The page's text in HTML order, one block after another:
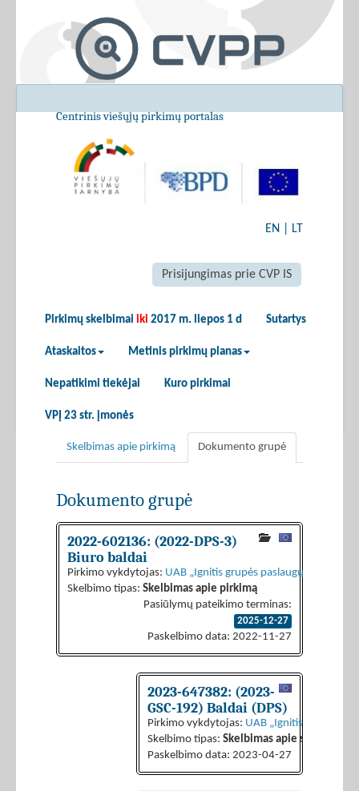
Centrinis viešųjų pirkimų portalas
EN LT
Prisijungimas prie CVP IS
Pirkimų skelbimai iki 2017 m. liepos 1 d Sutartys
Ataskaitos Metinis pirkimų planas
Nepatikimi tiekėjai Kuro pirkimai
VPĮ 23 str. įmonės
Skelbimas apie pirkimą Dokumento grupė
Dokumento grupė
2022-602136: (2022-DPS-3)
Biuro baldai
Pirkimo vykdytojas: UAB „Ignitis grupės paslaugų centras“
Skelbimo tipas: Skelbimas apie pirkimą
Pasiūlymų pateikimo terminas:
2025-12-27
Paskelbimo data: 2022-11-27
2023-647382: (2023-
GSC-192) Baldai (DPS)
Pirkimo vykdytojas: UAB „Ignitis grupės
Skelbimo tipas: Skelbimas apie sutarties
Paskelbimo data: 2023-04-27